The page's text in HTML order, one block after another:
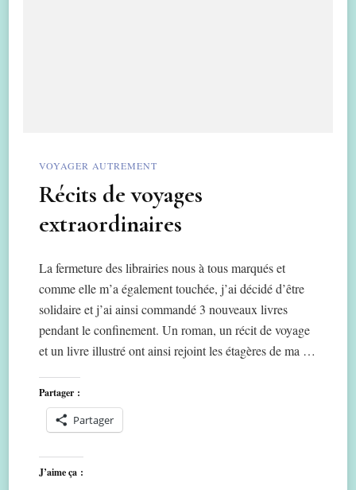
VOYAGER AUTREMENT
Récits de voyages
extraordinaires
La fermeture des librairies nous à tous marqués et
comme elle m’a également touchée, j’ai décidé d’être
solidaire et j’ai ainsi commandé 3 nouveaux livres
pendant le confinement. Un roman, un récit de voyage
et un livre illustré ont ainsi rejoint les étagères de ma …
Partager :
Partager
J’aime ça :